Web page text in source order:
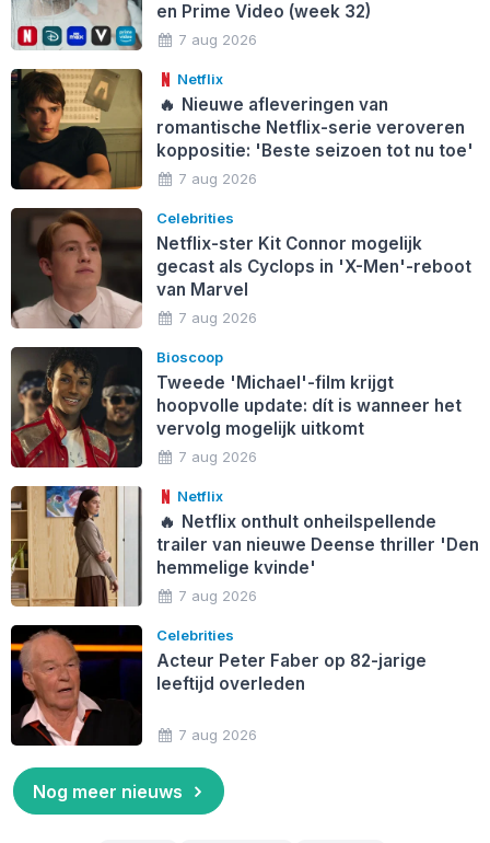
en Prime Video (week 32)
7 aug 2026
Netflix
🔥 Nieuwe afleveringen van
romantische Netflix-serie veroveren
koppositie: 'Beste seizoen tot nu toe'
7 aug 2026
Celebrities
Netflix-ster Kit Connor mogelijk
gecast als Cyclops in 'X-Men'-reboot
van Marvel
7 aug 2026
Bioscoop
Tweede 'Michael'-film krijgt
hoopvolle update: dít is wanneer het
vervolg mogelijk uitkomt
7 aug 2026
Netflix
🔥 Netflix onthult onheilspellende
trailer van nieuwe Deense thriller 'Den
hemmelige kvinde'
7 aug 2026
Celebrities
Acteur Peter Faber op 82-jarige
leeftijd overleden
7 aug 2026
Nog meer nieuws